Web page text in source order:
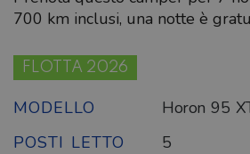
700 km inclusi, una notte è
FLOTTA 2026
MODELLO
Horon 95
POSTI LETTO
5